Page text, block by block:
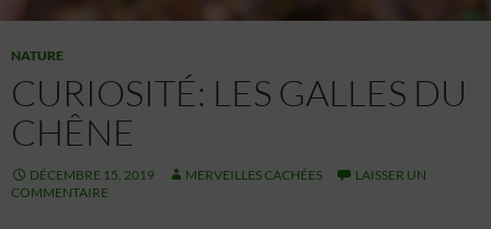
NATURE
CURIOSITÉ: LES GALLES DU
CHÊNE
DÉCEMBRE 15, 2019 MERVEILLES CACHÉES
LAISSER UN
COMMENTAIRE